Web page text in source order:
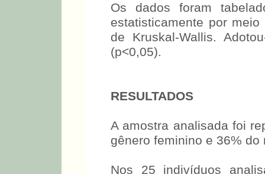
Os dados foram
estatisticamente por
de Kruskal-Wallis.
(p<0,05).
RESULTADOS
A amostra analisada foi
gênero feminino e 36% do
Nos 25 indivíduos